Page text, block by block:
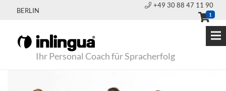
BERLIN
+49 30 88 47 11 90
1
Ihr Personal Coach für Spracherfolg